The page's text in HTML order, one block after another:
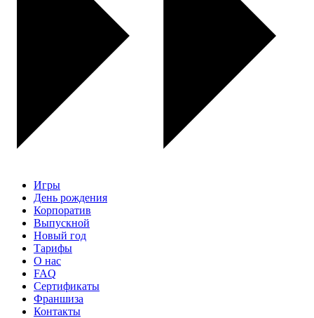
Игры
День рождения
Корпоратив
Выпускной
Новый год
Тарифы
О нас
FAQ
Сертификаты
Франшиза
Контакты